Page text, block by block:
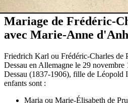
Mariage de Frédéric-
avec Marie-Anne
Friedrich Karl ou Frédéric-Charles de
Dessau en Allemagne le 29
Dessau (1837-1906), fille de Léopold
enfants sont :
Maria ou Marie-Élisabeth de